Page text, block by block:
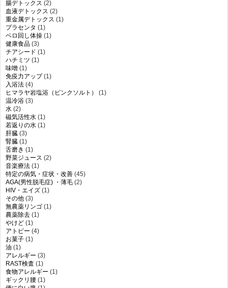
腸デトックス (2)
血液デトックス (2)
重金属デトックス (1)
プラセンタ (1)
ベロ回し体操 (1)
健康食品 (3)
チアシード (1)
ハチミツ (1)
味噌 (1)
免疫力アップ(1)
入浴法 (4)
ヒマラヤ岩塩浴（ピンクソルト）
(1)
温冷浴 (3)
水 (2)
磁気活性水 (1)
若返りの水 (1)
肝臓 (3)
腎臓 (1)
舌磨き (1)
野菜ジュース (2)
音楽療法 (1)
特定の病気・症状・改善 (45)
AGA(男性脱毛症) ・薄毛 (2)
HIV・エイズ (1)
その他 (3)
無農薬リンゴ (1)
農薬除去 (1)
やけど (1)
アトピー (4)
お菓子 (1)
油 (1)
アレルギー (3)
RAST検査 (1)
食物アレルギー (1)
ギックリ腰 (1)